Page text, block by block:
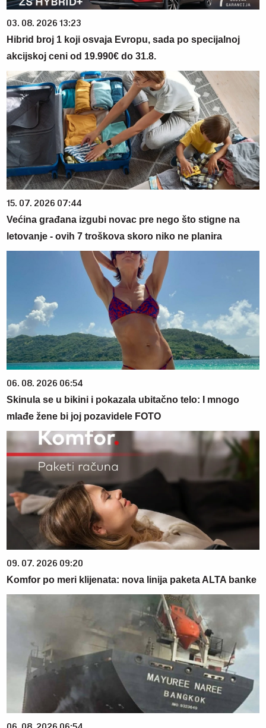
03. 08. 2026 13:23
Hibrid broj 1 koji osvaja Evropu, sada po specijalnoj
akcijskoj ceni od 19.990€ do 31.8.
15. 07. 2026 07:44
Većina građana izgubi novac pre nego što stigne na
letovanje - ovih 7 troškova skoro niko ne planira
06. 08. 2026 06:54
Skinula se u bikini i pokazala ubitačno telo: I mnogo
mlađe žene bi joj pozavidele FOTO
09. 07. 2026 09:20
Komfor po meri klijenata: nova linija paketa ALTA banke